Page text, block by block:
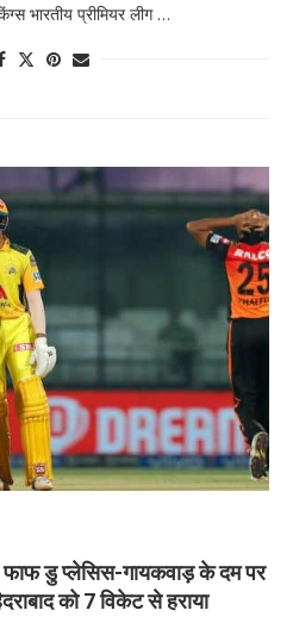
भारतीय प्रीमियर लीग …
डु प्लेसिस-गायकवाड़ के दम पर
को 7 विकेट से हराया